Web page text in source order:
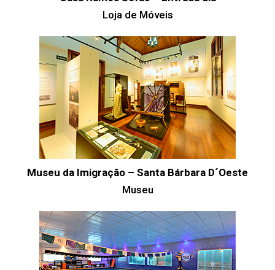
Loja de Móveis
Museu da Imigração – Santa Bárbara D´Oeste
Museu